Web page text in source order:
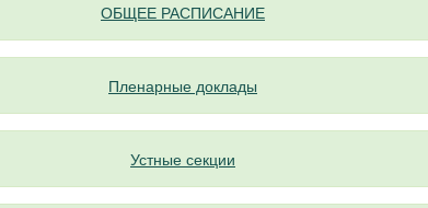
ОБЩЕЕ РАСПИСАНИЕ
Пленарные доклады
Устные секции